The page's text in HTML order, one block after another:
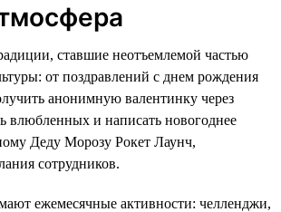
ставшие неотъемлемой частью
от поздравлений с днем рождения
анонимную валентинку через
влюбленных и написать новогоднее
Деду Морозу Рокет Лаунч,
сотрудников.
ежемесячные активности: челленджи,